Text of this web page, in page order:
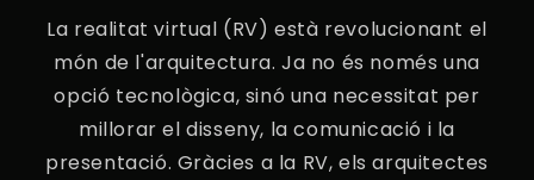
La realitat virtual (RV) està revolucionant el
món de l'arquitectura. Ja no és només una
opció tecnològica, sinó una necessitat per
millorar el disseny, la comunicació i la
presentació. Gràcies a la RV, els arquitectes